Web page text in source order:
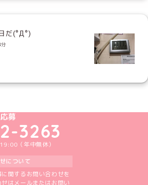
だ(°Д°)
めいどりーみんTikTok公式アカウント
めいどりーみんX公式アカウント
めいどりーみんInstagram公式アカウント
めいどりーみんFacebook公式アカウン
めいどりーみんYouTube公式アカ
募
3263
（年中無休）
について
関するお問い合わせを
はメールまたはお問い